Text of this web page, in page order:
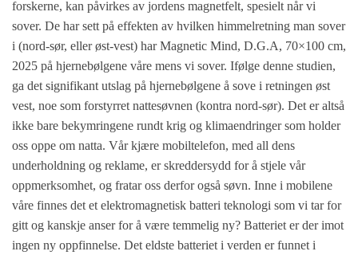
forskerne, kan påvirkes av jordens magnetfelt, spesielt når vi
sover. De har sett på effekten av hvilken himmelretning man sover
i (nord-sør, eller øst-vest) har Magnetic Mind, D.G.A, 70×100 cm,
2025 på hjernebølgene våre mens vi sover. Ifølge denne studien,
ga det signifikant utslag på hjernebølgene å sove i retningen øst
vest, noe som forstyrret nattesøvnen (kontra nord-sør). Det er altså
ikke bare bekymringene rundt krig og klimaendringer som holder
oss oppe om natta. Vår kjære mobiltelefon, med all dens
underholdning og reklame, er skreddersydd for å stjele vår
oppmerksomhet, og fratar oss derfor også søvn. Inne i mobilene
våre finnes det et elektromagnetisk batteri teknologi som vi tar for
gitt og kanskje anser for å være temmelig ny? Batteriet er der imot
ingen ny oppfinnelse. Det eldste batteriet i verden er funnet i